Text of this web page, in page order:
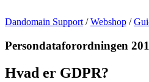
Dandomain Support/Webshop /
Persondataforordningen
Hvad er GDPR?